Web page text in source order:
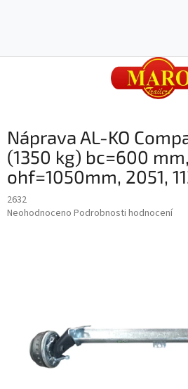
Náprava AL-KO
(1350 kg) bc=600 mm,
ohf=1050mm, 2051,
2632
Průměrné
Neohodnoceno Podrobnosti hodnocení